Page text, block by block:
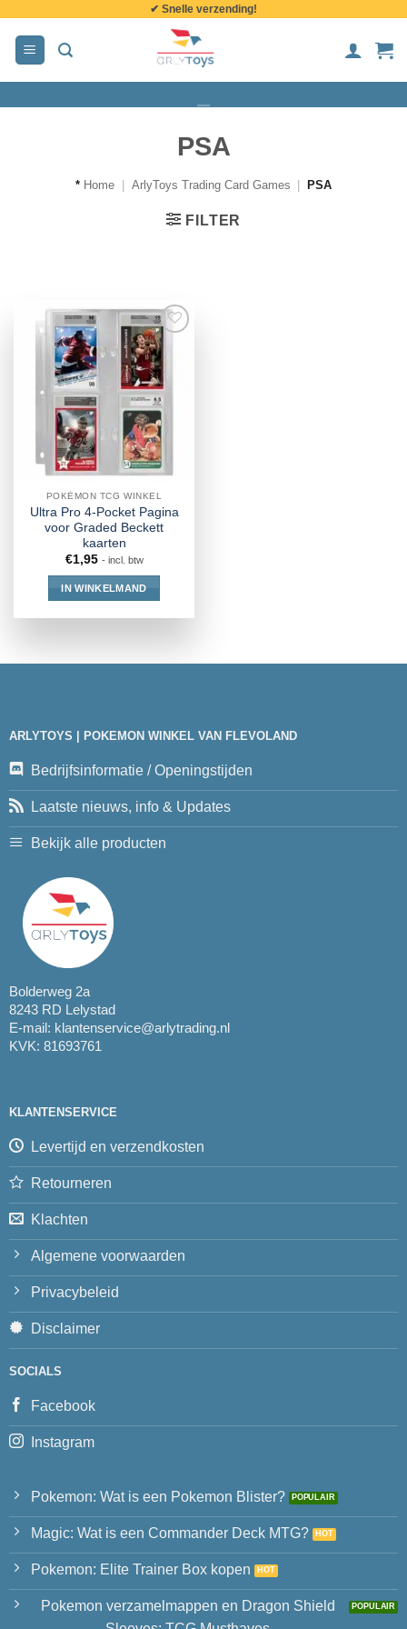
inhoud
✔ Snelle verzending!
PSA
* Home ArlyToys Trading Card Games PSA
FILTER
POKÉMON TCG WINKEL
Ultra Pro 4-Pocket Pagina
voor Graded Beckett
kaarten
€1,95 - incl. btw
IN WINKELMAND
ARLYTOYS | POKEMON WINKEL VAN FLEVOLAND
Bedrijfsinformatie / Openingstijden
Laatste nieuws, info & Updates
Bekijk alle producten
Bolderweg 2a
8243 RD Lelystad
E-mail: klantenservice@arlytrading.nl
KVK: 81693761
KLANTENSERVICE
Levertijd en verzendkosten
Retourneren
Klachten
Algemene voorwaarden
Privacybeleid
Disclaimer
SOCIALS
Facebook
Instagram
Pokemon: Wat is een Pokemon Blister?
Magic: Wat is een Commander Deck MTG?
Pokemon: Elite Trainer Box kopen
Pokemon verzamelmappen en Dragon Shield